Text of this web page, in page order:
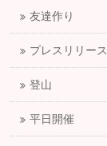
友達作り
プレスリリース
登山
平日開催